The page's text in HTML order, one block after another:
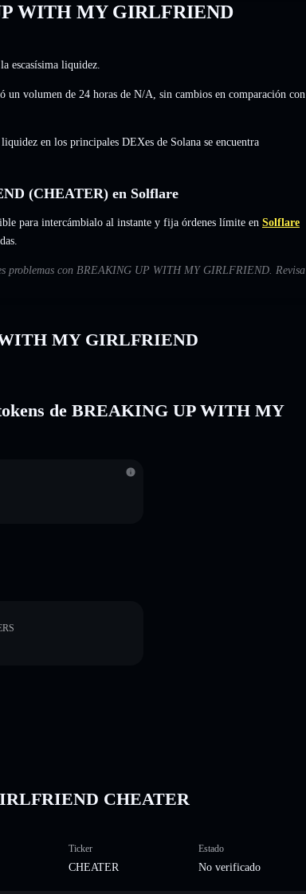
WITH MY GIRLFRIEND
escasísima liquidez.
volumen de 24 horas de N/A sin cambios en comparación con
liquidez en los principales DEXes de Solana se encuentra
(CHEATER) en Solflare
para intercámbialo al instante y fija órdenes límite en Solflare
problemas con BREAKING UP WITH MY GIRLFRIEND. Revisa
MY GIRLFRIEND
de BREAKING UP WITH MY
CHEATER
Ticker
CHEATER
Estado
No verificado